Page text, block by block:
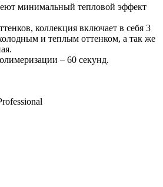
минимальный тепловой эффект
коллекция включает в себя 3
и теплым оттенком, а так же
– 60 секунд.